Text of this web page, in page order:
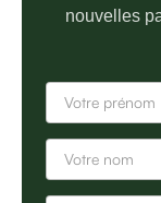
nouvelles